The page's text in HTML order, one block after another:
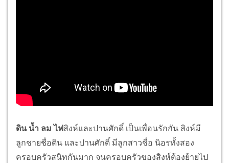
ดิน น้ำ ลม ไฟสิงห์และปานศักดิ์ เป็นเพื่อนรักกัน สิงห์มี
ลูกชายชื่อดิน และปานศักดิ์ มีลูกสาวชื่อ นิอรทั้งสอง
ครอบครัวสนิทกันมาก จนครอบครัวของสิงห์ต้องย้ายไป